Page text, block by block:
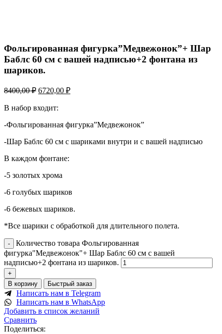
Фольгированная фигурка”Медвежонок”+ Шар
Баблс 60 см с вашей надписью+2 фонтана из
шариков.
8400,00₽ 6720,00 ₽
В набор входит:
-Фольгированная фигурка”Медвежонок”
-Шар Баблс 60 см с шариками внутри и с вашей надписью
В каждом фонтане:
-5 золотых хрома
-6 голубых шариков
-6 бежевых шариков.
*Все шарики с обработкой для длительного полета.
Количество товара Фольгированная
фигурка"Медвежонок"+ Шар Баблс 60 см с вашей
надписью+2 фонтана из шариков.
В корзину Быстрый заказ
Написать нам в Telegram
Написать нам в WhatsApp
Добавить в список желаний
Сравнить
Поделиться: